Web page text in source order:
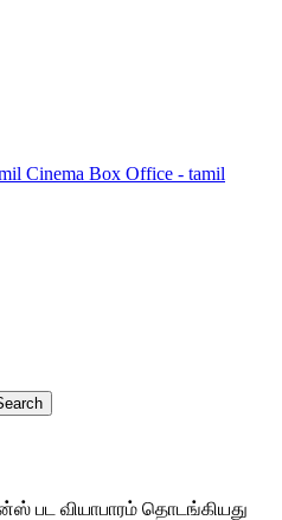
Cinema Box Office - tamil
பட வியாபாரம் தொடங்கியது